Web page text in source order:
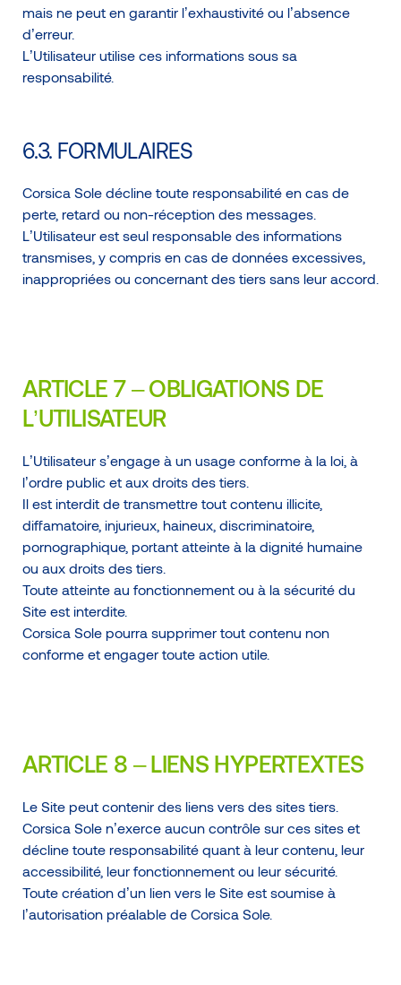
mais ne peut en garantir l’exhaustivité ou l’absence
d’erreur.
L’Utilisateur utilise ces informations sous sa
responsabilité.
6.3. FORMULAIRES
Corsica Sole décline toute responsabilité en cas de
perte, retard ou non-réception des messages.
L’Utilisateur est seul responsable des informations
transmises, y compris en cas de données excessives,
inappropriées ou concernant des tiers sans leur accord.
ARTICLE 7 – OBLIGATIONS DE
L’UTILISATEUR
L’Utilisateur s’engage à un usage conforme à la loi, à
l’ordre public et aux droits des tiers.
Il est interdit de transmettre tout contenu illicite,
diffamatoire, injurieux, haineux, discriminatoire,
pornographique, portant atteinte à la dignité humaine
ou aux droits des tiers.
Toute atteinte au fonctionnement ou à la sécurité du
Site est interdite.
Corsica Sole pourra supprimer tout contenu non
conforme et engager toute action utile.
ARTICLE 8 – LIENS HYPERTEXTES
Le Site peut contenir des liens vers des sites tiers.
Corsica Sole n’exerce aucun contrôle sur ces sites et
décline toute responsabilité quant à leur contenu, leur
accessibilité, leur fonctionnement ou leur sécurité.
Toute création d’un lien vers le Site est soumise à
l’autorisation préalable de Corsica Sole.